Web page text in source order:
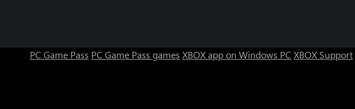
PC Game Pass PC Game Pass games XBOX app on Windows PC XBOX Support